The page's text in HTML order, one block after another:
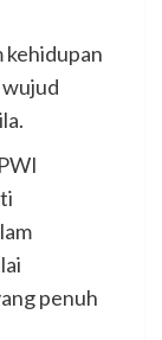
kehidupan
penuh